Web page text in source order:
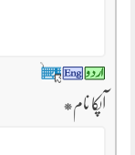
آپکا نام*